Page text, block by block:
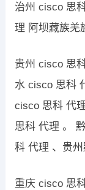
治州 cisco 思
理 阿坝藏族羌
贵州 cisco 思
水 cisco 思科
cisco 思科 代
思科 代理 。
科 代理 、贵
重庆 cisco 思